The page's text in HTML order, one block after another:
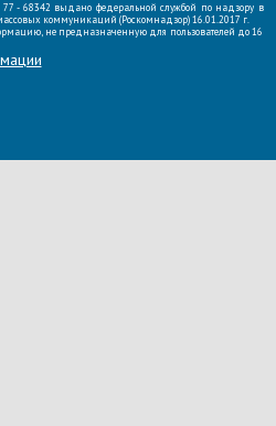
- 68342 выдано федеральной службой по надзору в
коммуникаций (Роскомнадзор) 16.01.2017 г.
не предназначенную для пользователей до 16